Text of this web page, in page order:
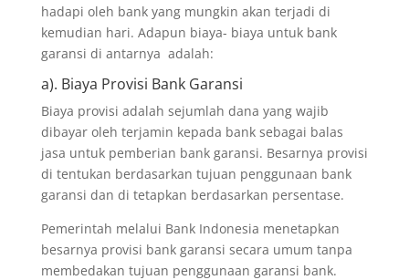
hadapi oleh bank yang mungkin akan terjadi di
kemudian hari. Adapun biaya- biaya untuk bank
garansi di antarnya adalah:
a). Biaya Provisi Bank Garansi
Biaya provisi adalah sejumlah dana yang wajib
dibayar oleh terjamin kepada bank sebagai balas
jasa untuk pemberian bank garansi. Besarnya provisi
di tentukan berdasarkan tujuan penggunaan bank
garansi dan di tetapkan berdasarkan persentase.
Pemerintah melalui Bank Indonesia menetapkan
besarnya provisi bank garansi secara umum tanpa
membedakan tujuan penggunaan garansi bank.